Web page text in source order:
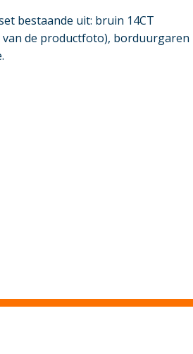
bestaande uit: bruin 14CT
de productfoto), borduurgaren